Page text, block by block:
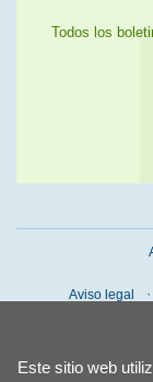
Este sitio web
Todos los
Aviso legal